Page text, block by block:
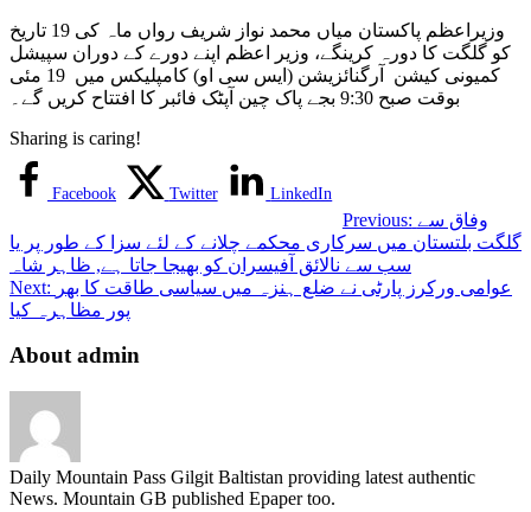
گلگت۔:
وزیراعظم
پاکستان
دورہ
19
مئی
کو
پاک
چین
وزیراعظم پاکستان میاں محمد نواز شریف رواں ماہ کی 19 تاریخ
کو گلگت کا دورہ کرینگے، وزیر اعظم اپنے دورے کے دوران سپیشل
کمیونی کیشن آرگنائزیشن (ایس سی او) کامپلیکس میں 19 مئی
بوقت صبح 9:30 بجے پاک چین آپٹک فائبر کا افتتاح کریں گے۔
Sharing is caring!
Facebook Twitter LinkedIn
Previous:
گلگت بلتستان میں سرکاری محکمے چلانے کے لئے سزا کے طور پر یا
سب سے نالائق آفیسران کو بھیجا جاتا ہے, ظاہر شاہ
Next:
پور مظاہرہ کیا
About admin
Daily Mountain Pass Gilgit Baltistan providing latest authentic
News. Mountain GB published Epaper too.